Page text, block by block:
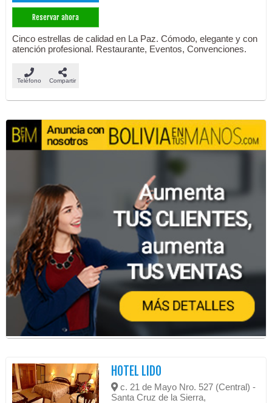
Reservar ahora
Cinco estrellas de calidad en La Paz. Cómodo, elegante y con
atención profesional. Restaurante, Eventos, Convenciones.
Teléfono Compartir
HOTEL LIDO
c. 21 de Mayo Nro. 527 (Central) -
Santa Cruz de la Sierra,